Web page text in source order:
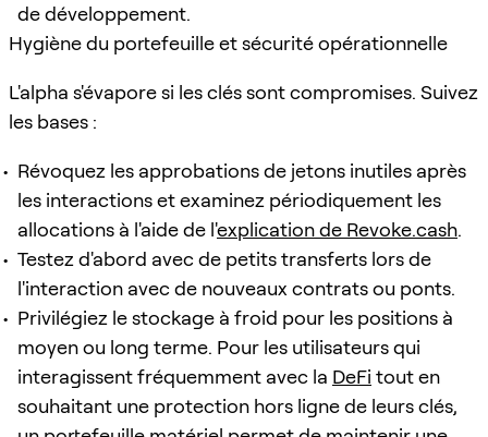
de développement.
Hygiène du portefeuille et sécurité opérationnelle
L'alpha s'évapore si les clés sont compromises. Suivez
les bases :
Révoquez les approbations de jetons inutiles après
les interactions et examinez périodiquement les
allocations à l'aide de l'explication de Revoke.cash.
Testez d'abord avec de petits transferts lors de
l'interaction avec de nouveaux contrats ou ponts.
Privilégiez le stockage à froid pour les positions à
moyen ou long terme. Pour les utilisateurs qui
interagissent fréquemment avec la DeFi tout en
souhaitant une protection hors ligne de leurs clés,